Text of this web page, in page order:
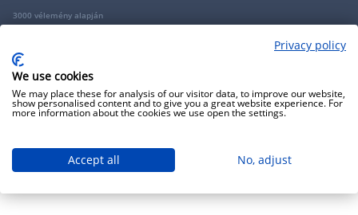
3000 vélemény alapján
Privacy policy
We use cookies
We may place these for analysis of our visitor data, to improve our website,
show personalised content and to give you a great website experience. For
more information about the cookies we use open the settings.
Accept all No, adjust